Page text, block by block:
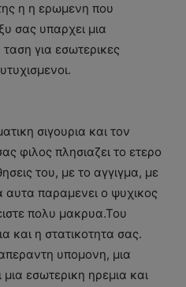
η η ερωμενη που
σας υπαρχει μια
για εσωτερικες
σιγουρια και τον
φιλος πλησιαζει το ετερο
του, με το αγγιγμα, με
παραμενει ο ψυχικος
πολυ μακρυα.Του
και η στατικοτητα σας.
υπομονη, μια
εσωτερικη ηρεμια και